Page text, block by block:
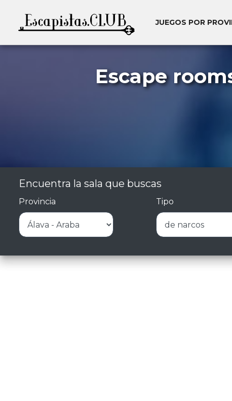
JUEGOS POR
Escape
Encuentra la sala que buscas
Provincia Tipo